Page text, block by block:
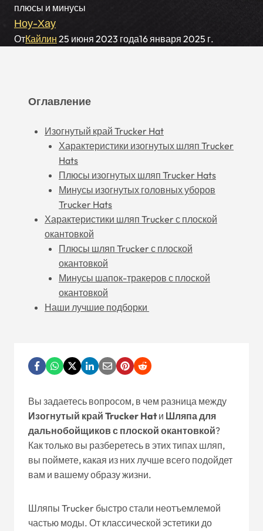
плюсы и минусы
Ноу-Хау
ОтКайлин 25 июня 2023 года16 января 2025 г.
Оглавление
Изогнутый край Trucker Hat
Характеристики изогнутых шляп Trucker
Hats
Плюсы изогнутых шляп Trucker Hats
Минусы изогнутых головных уборов
Trucker Hats
Характеристики шляп Trucker с плоской
окантовкой
Плюсы шляп Trucker с плоской
окантовкой
Минусы шапок-тракеров с плоской
окантовкой
Наши лучшие подборки
Вы задаетесь вопросом, в чем разница между
Изогнутый край Trucker Hatи Шляпа для
дальнобойщиков с плоской окантовкой?
Как только вы разберетесь в этих типах шляп,
вы поймете, какая из них лучше всего подойдет
вам и вашему образу жизни.
Шляпы Trucker быстро стали неотъемлемой
частью моды. От классической эстетики до